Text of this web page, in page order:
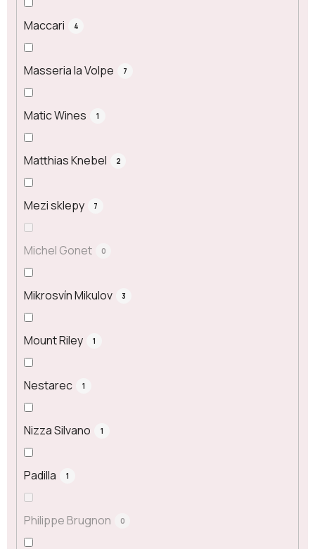
Maccari 4
Masseria la Volpe 7
Matic Wines 1
Matthias Knebel 2
Mezi sklepy 7
Michel Gonet 0
Mikrosvín Mikulov 3
Mount Riley 1
Nestarec 1
Nizza Silvano 1
Padilla 1
Philippe Brugnon 0